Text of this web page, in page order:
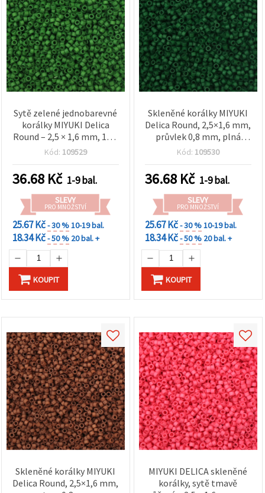
Sytě zelené jednobarevné
korálky MIYUKI Delica
Round – 2,5 × 1,6 mm, 10 g
(~790 ks), ideální na
vyráběné šperky, barevné
vzory a originální DIY
projekty
Kód: 109529
36.68 Kč 1-9 bal.
SLEVY
PRO MNOŽSTVÍ
25.67 Kč- 30 %10-19 bal.
18.34 Kč- 50 % 20 bal. +
KOUPIT
Skleněné korálky MIYUKI
Delica Round, 2,5×1,6 mm,
průvlek 0,8 mm, plná
tmavě zelená, 10 g (cca
Kód: 109530
36.68 Kč 1-9 bal.
SLEVY
PRO MNOŽSTVÍ
25.67 Kč- 30 %10-19 bal.
18.34 Kč- 50 % 20 bal. +
KOUPIT
Skleněné korálky MIYUKI
Delica Round, 2,5×1,6 mm,
MIYUKI DELICA skleněné
korálky, sytě tmavě